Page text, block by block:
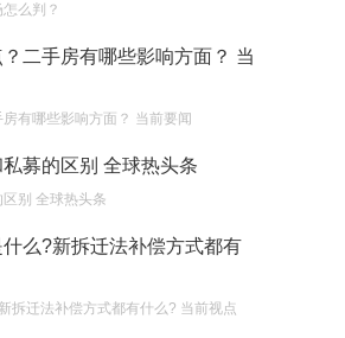
么判？
二手房有哪些影响方面？ 当
有哪些影响方面？ 当前要闻
募的区别 全球热头条
别 全球热头条
么?新拆迁法补偿方式都有
拆迁法补偿方式都有什么? 当前视点